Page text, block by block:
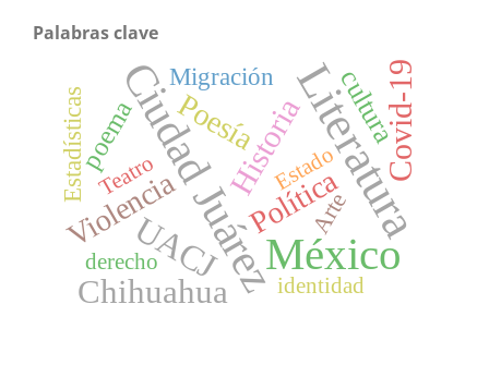
Palabras clave
Literatura
Ciudad JuárezMéxico
UACJ
Chihuahua
Historia Covid-19
Poesía
Violencia Política
cultura
poema
Estadísticas
Migración
Arte
derecho
Teatro
identidad
Estado